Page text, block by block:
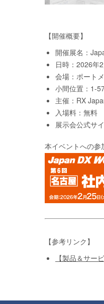
【開催概要】
開催展名：
日時：2026
会場：ポート
小間位置：1-
主催：RX
入場料：無料
展示会公式サ
本イベントへの参
【参考リンク】
【製品＆サー